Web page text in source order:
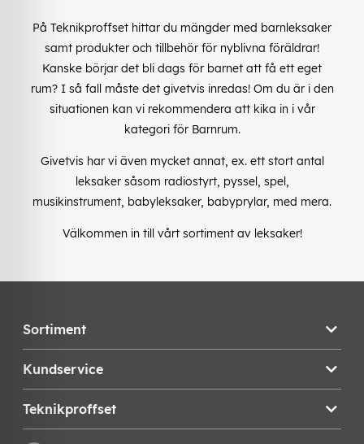
På Teknikproffset hittar du mängder med barnleksaker
samt produkter och tillbehör för nyblivna föräldrar!
Kanske börjar det bli dags för barnet att få ett eget
rum? I så fall måste det givetvis inredas! Om du är i den
situationen kan vi rekommendera att kika in i vår
kategori för Barnrum.
Givetvis har vi även mycket annat, ex. ett stort antal
leksaker såsom radiostyrt, pyssel, spel,
musikinstrument, babyleksaker, babyprylar, med mera.
Välkommen in till vårt sortiment av leksaker!
Sortiment
Kundservice
Teknikproffset